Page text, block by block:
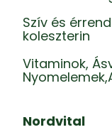
Szív és
koleszterin
Vitaminok,
Nordvital